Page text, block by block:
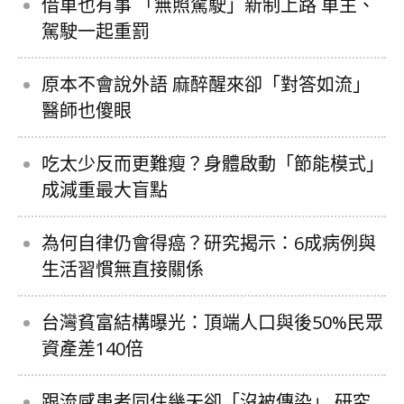
駕駛一起重罰
原本不會說外語 麻醉醒來卻「對答如流」
醫師也傻眼
吃太少反而更難瘦？身體啟動「節能模式」
成減重最大盲點
為何自律仍會得癌？研究揭示：6成病例與
生活習慣無直接關係
台灣貧富結構曝光：頂端人口與後50%民眾
資產差140倍